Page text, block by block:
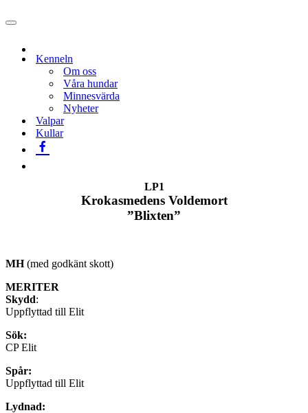
Navigeringsmeny
Kenneln
Om oss
Våra hundar
Minnesvärda
Nyheter
Valpar
Kullar
LP1
Krokasmedens Voldemort
”Blixten”
MH(med godkänt skott)
MERITER
Skydd:
Uppflyttad till Elit
Sök:
CP Elit
Spår:
Uppflyttad till Elit
Lydnad: